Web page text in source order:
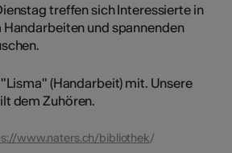
treffen sich Interessierte in
und spannenden
(Handarbeit) mit. Unsere
dem Zuhören.
www.naters.ch/bibliothek/